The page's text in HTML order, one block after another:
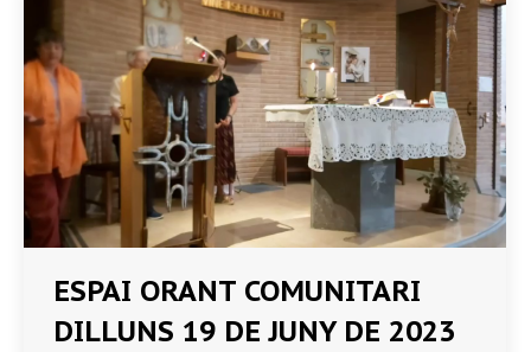
ESPAI ORANT COMUNITARI
DILLUNS 19 DE JUNY DE 2023